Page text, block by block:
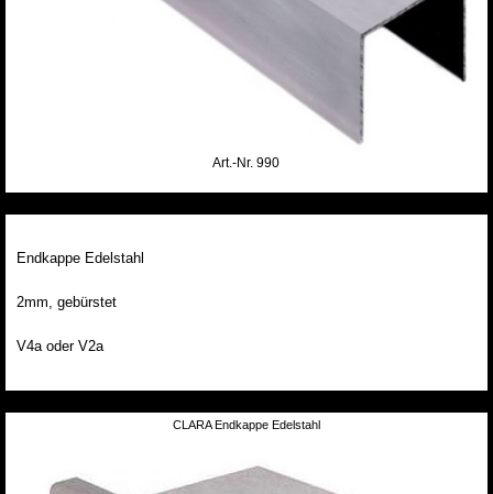
Art.-Nr. 990
Endkappe Edelstahl
2mm, gebürstet
V4a oder V2a
CLARA Endkappe Edelstahl